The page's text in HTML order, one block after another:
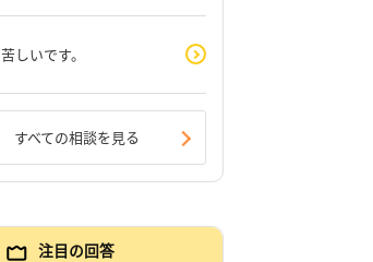
苦しいです。
すべての相談を見る
注目の回答